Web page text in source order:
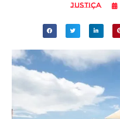
Justiça